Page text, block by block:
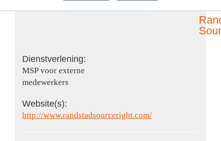
Dienstverlening:
MSP voor externe
medewerkers
Website(s):
http://www.randstadsourceright.com/